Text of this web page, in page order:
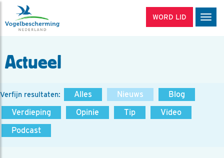
WORD LID
Actueel
Verfijn resultaten: Alles Nieuws
Blog
Verdieping
Opinie Tip
Video
Podcast